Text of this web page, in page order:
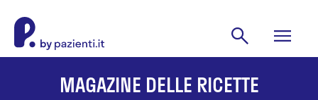
MAGAZINE DELLE RICETTE